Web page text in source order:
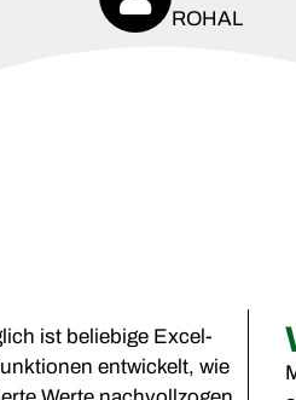
ROHAL
ist beliebige Excel-
entwickelt, wie